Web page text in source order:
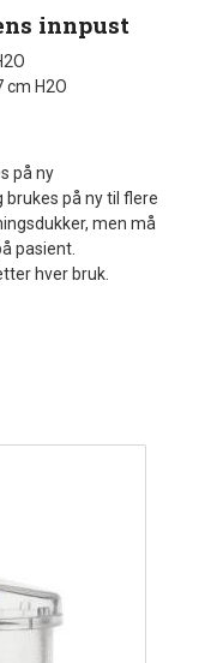
innpust
cm H2O
på ny
brukes på ny til flere
men må
pasient.
hver bruk.